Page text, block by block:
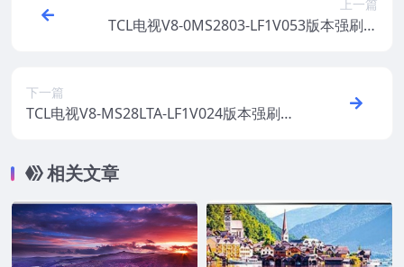
上一篇
TCL电视V8-0MS2803-LF1V053版本强刷电
下一篇
TCL电视V8-MS28LTA-LF1V024版本强刷电
相关文章